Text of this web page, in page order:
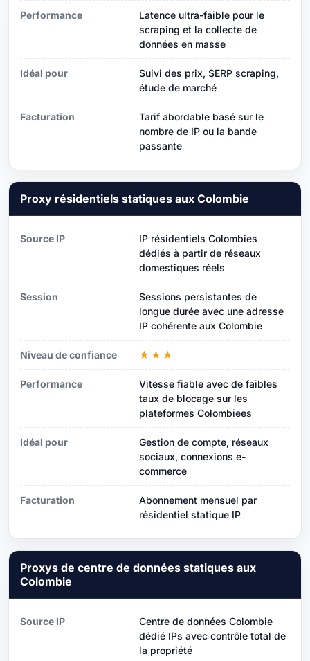
Performance
Latence ultra-faible pour le
scraping et la collecte de
données en masse
Idéal pour
Suivi des prix, SERP scraping,
étude de marché
Facturation
Tarif abordable basé sur le
nombre de IP ou la bande
passante
Proxy résidentiels statiques aux Colombie
Source IP
IP résidentiels Colombies
dédiés à partir de réseaux
domestiques réels
Session
Sessions persistantes de
longue durée avec une adresse
IP cohérente aux Colombie
Niveau de confiance ★★★
Performance
Vitesse fiable avec de faibles
taux de blocage sur les
plateformes Colombiees
Idéal pour
Gestion de compte, réseaux
sociaux, connexions e-
commerce
Facturation
Abonnement mensuel par
résidentiel statique IP
Proxys de centre de données statiques aux
Colombie
Source IP
Centre de données Colombie
dédié IPs avec contrôle total de
la propriété